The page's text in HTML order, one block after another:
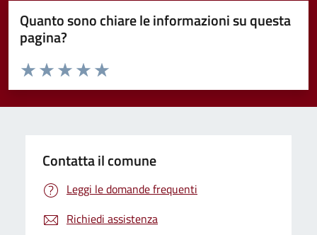
Quanto sono chiare le informazioni su questa
pagina?
Valuta da 1 a 5 stelle la pagina
Valuta 5 stelle su 5
Valuta 4 stelle su 5
Valuta 3 stelle su 5
Valuta 2 stelle su 5
Valuta 1 stelle su 5
Contatta il comune
Leggi le domande frequenti
Richiedi assistenza